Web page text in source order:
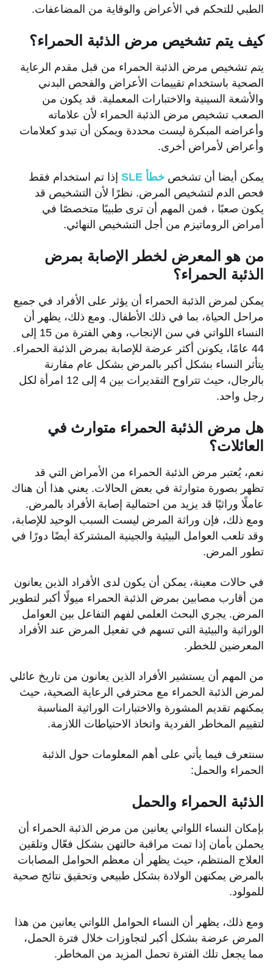
الطبي للتحكم في الأعراض والوقاية من المضاعفات.
كيف يتم تشخيص مرض الذئبة الحمراء؟
يتم تشخيص مرض الذئبة الحمراء من قبل مقدم الرعاية
الصحية باستخدام تقييمات الأعراض والفحص البدني
والأشعة السينية والاختبارات المعملية. قد يكون من
الصعب تشخيص مرض الذئبة الحمراء لأن علاماته
وأعراضه المبكرة ليست محددة ويمكن أن تبدو كعلامات
وأعراض لأمراض أخرى.
يمكن أيضا أن تشخصخطأ SLE
إذا تم استخدام فقط
فحص الدم لتشخيص المرض. نظرًا لأن التشخيص قد
يكون صعبًا ، فمن المهم أن ترى طبيبًا متخصصًا في
أمراض الروماتيزم من أجل التشخيص النهائي.
من هو المعرض لخطر الإصابة بمرض
الذئبة الحمراء؟
يمكن لمرض الذئبة الحمراء أن يؤثر على الأفراد في جميع
مراحل الحياة، بما في ذلك الأطفال. ومع ذلك، يظهر أن
النساء اللواتي في سن الإنجاب، وهي الفترة من 15 إلى
44 عامًا، يكونن أكثر عرضة للإصابة بمرض الذئبة الحمراء.
يتأثر النساء بشكل أكبر بالمرض بشكل عام مقارنة
بالرجال، حيث تتراوح التقديرات بين 4 إلى 12 امرأة لكل
رجل واحد.
هل مرض الذئبة الحمراء متوارث في
العائلات؟
نعم، يُعتبر مرض الذئبة الحمراء من الأمراض التي قد
تظهر بصورة متوارثة في بعض الحالات. يعني هذا أن هناك
عاملًا وراثيًا قد يزيد من احتمالية إصابة الأفراد بالمرض.
ومع ذلك، فإن وراثة المرض ليست السبب الوحيد للإصابة،
وقد تلعب العوامل البيئية والجينية المشتركة أيضًا دورًا في
تطور المرض.
في حالات معينة، يمكن أن يكون لدى الأفراد الذين يعانون
من أقارب مصابين بمرض الذئبة الحمراء ميولًا أكبر لتطوير
المرض. يجري البحث العلمي لفهم التفاعل بين العوامل
الوراثية والبيئية التي تسهم في تفعيل المرض عند الأفراد
المعرضين للخطر.
من المهم أن يستشير الأفراد الذين يعانون من تاريخ عائلي
لمرض الذئبة الحمراء مع محترفي الرعاية الصحية، حيث
يمكنهم تقديم المشورة والاختبارات الوراثية المناسبة
لتقييم المخاطر الفردية واتخاذ الاحتياطات اللازمة.
سنتعرف فيما يأتي على أهم المعلومات حول الذئبة
الحمراء والحمل:
الذئبة الحمراء والحمل
بإمكان النساء اللواتي يعانين من مرض الذئبة الحمراء أن
يحملن بأمان إذا تمت مراقبة حالتهن بشكل فعّال وتلقين
العلاج المنتظم، حيث يظهر أن معظم الحوامل المصابات
بالمرض يمكنهن الولادة بشكل طبيعي وتحقيق نتائج صحية
للمولود.
ومع ذلك، يظهر أن النساء الحوامل اللواتي يعانين من هذا
المرض عرضة بشكل أكبر لتجاوزات خلال فترة الحمل،
مما يجعل تلك الفترة تحمل المزيد من المخاطر.